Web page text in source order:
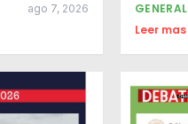
ago 7, 2026 GENERAL
Leer mas